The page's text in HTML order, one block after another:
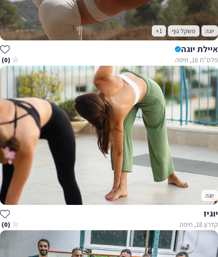
יוגה משקל גוף +1
איילת יוגה
פלמ"ח 16, חיפה (0)
יוגה
יוגיז
קדרון 18, חיפה (0)